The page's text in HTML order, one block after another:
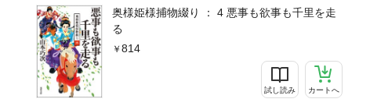
奥様姫様捕物綴り ： 4 悪事も欲事も千里を走
る
814
試し読み カートへ